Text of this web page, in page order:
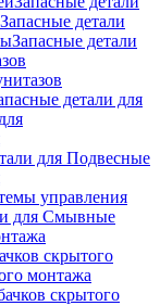
Запасные детали
Запасные детали
детали для
для Подвесные
управления
для Смывные
скрытого
монтажа
скрытого